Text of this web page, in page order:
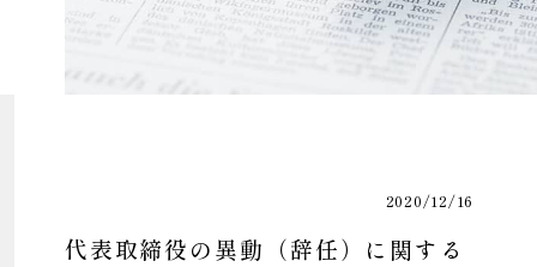
2020/12/16
代表取締役の異動（辞任）に関する